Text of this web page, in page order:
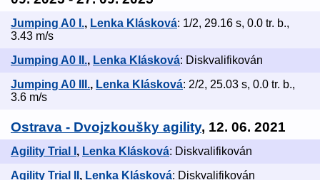
Jumping A0 I., Lenka Klásková: 1/2, 29.16 s, 0.0 tr. b.,
3.43 m/s
Jumping A0 II., Lenka Klásková: Diskvalifikován
Jumping A0 III., Lenka Klásková: 2/2, 25.03 s, 0.0 tr. b.,
3.6 m/s
Ostrava - Dvojzkoušky agility, 12. 06. 2021
Agility Trial I , Lenka Klásková: Diskvalifikován
Agility Trial II , Lenka Klásková: Diskvalifikován